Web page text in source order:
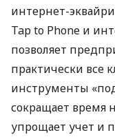
интернет-
Tap to Phone и
позволяет
практически все
инструменты
сокращает время
упрощает учет и